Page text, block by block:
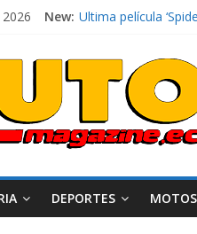
New: El costo de tener
¿Qué puede pasar
La Vuelta al
La FEDAK recibe
DEPORTES MOTOS